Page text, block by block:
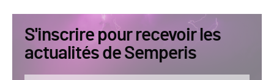
S'inscrire pour recevoir les
actualités de Semperis